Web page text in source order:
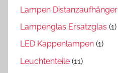
Lampen Distanzaufhänger
Lampenglas Ersatzglas (1)
LED Kappenlampen (1)
Leuchtenteile (11)